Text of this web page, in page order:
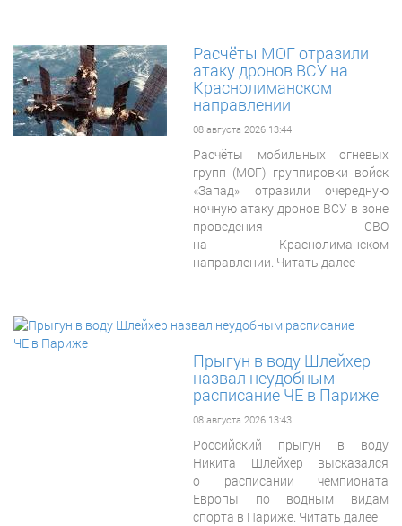
Расчёты МОГ отразили
атаку дронов ВСУ на
Краснолиманском
направлении
08 августа 2026 13:44
Расчёты мобильных огневых
групп (МОГ) группировки войск
«Запад» отразили очередную
ночную атаку дронов ВСУ в зоне
проведения СВО
на Краснолиманском
направлении. Читать далее
Прыгун в воду Шлейхер
назвал неудобным
расписание ЧЕ в Париже
08 августа 2026 13:43
Российский прыгун в воду
Никита Шлейхер высказался
о расписании чемпионата
Европы по водным видам
спорта в Париже. Читать далее